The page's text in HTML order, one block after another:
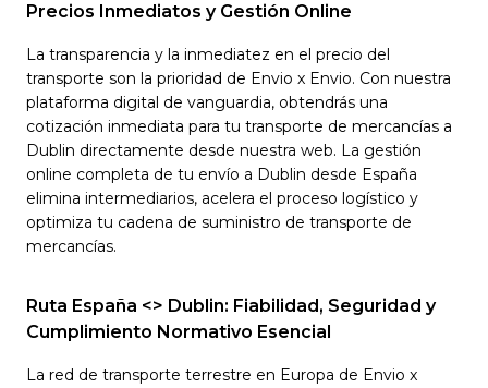
Precios Inmediatos y Gestión Online
La transparencia y la inmediatez en el precio del
transporte son la prioridad de Envio x Envio. Con nuestra
plataforma digital de vanguardia, obtendrás una
cotización inmediata para tu transporte de mercancías a
Dublin directamente desde nuestra web. La gestión
online completa de tu envío a Dublin desde España
elimina intermediarios, acelera el proceso logístico y
optimiza tu cadena de suministro de transporte de
mercancías.
Ruta España <> Dublin: Fiabilidad, Seguridad y
Cumplimiento Normativo Esencial
La red de transporte terrestre en Europa de Envio x